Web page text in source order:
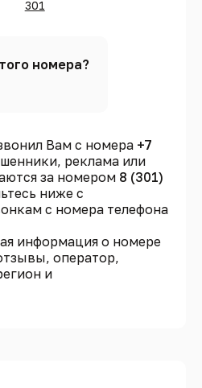
301
номера?
Вам с номера +7
реклама или
за номером 8 (301)
ниже с
с номера телефона
информация о номере
оператор,
и